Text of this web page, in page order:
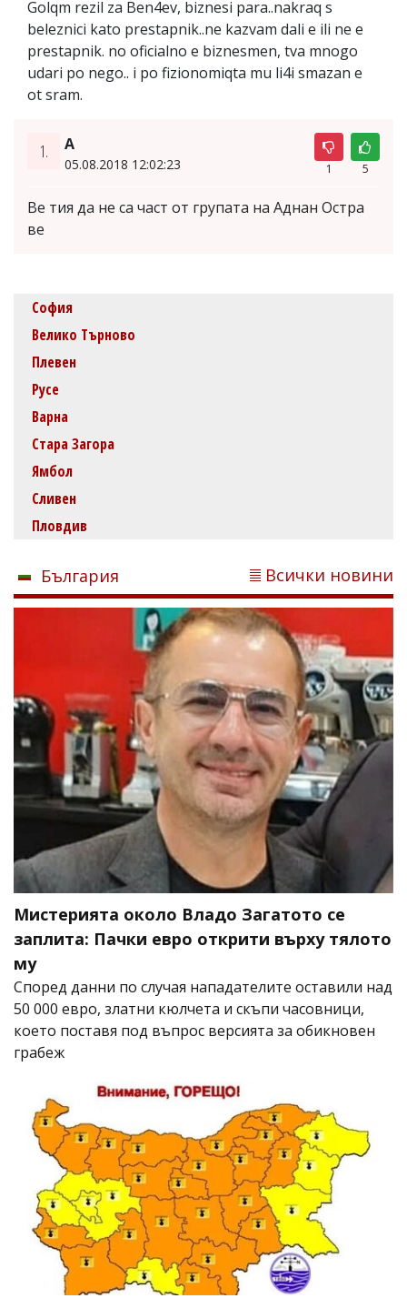
Golqm rezil za Ben4ev, biznesi para..nakraq s
beleznici kato prestapnik..ne kazvam dali e ili ne e
prestapnik. no oficialno e biznesmen, tva mnogo
udari po nego.. i po fizionomiqta mu li4i smazan e
ot sram.
1. А
05.08.2018 12:02:23 1 5
Ве тия да не са част от групата на Аднан Остра
ве
София
Велико Търново
Плевен
Русе
Варна
Стара Загора
Ямбол
Сливен
Пловдив
България Всички новини
Мистерията около Владо Загатото се
заплита: Пачки евро открити върху тялото
му
Според данни по случая нападателите оставили над
50 000 евро, златни кюлчета и скъпи часовници,
което поставя под въпрос версията за обикновен
грабеж